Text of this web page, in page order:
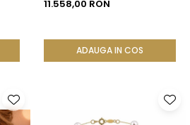
11.558,00 RON
ADAUGA IN COS